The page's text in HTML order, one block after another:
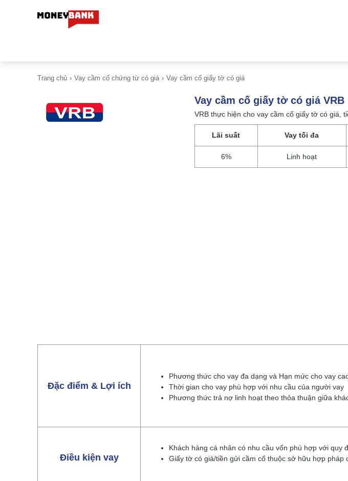
Trang chủ Vay cầm cố chứng từ có giá Vay cầm cố giấy tờ có giá
Vay cầm cố giấy tờ có giá VRB
VRB thực hiện cho vay cầm cố giấy tờ có giá,
Lãi suất
6%
Vay tối đa
Linh hoạt
Đặc điểm & Lợi ích
Phương thức cho vay đa dạng và Hạn mức cho vay
Thời gian cho vay phù hợp với nhu cầu của người vay
Phương thức trả nợ linh hoạt theo thỏa thuận giữa
Điều kiện vay
Khách hàng cá nhân có nhu cầu vốn phù hợp với quy
Giấy tờ có giá/tiền gửi cầm cố thuộc sở hữu hợp pháp